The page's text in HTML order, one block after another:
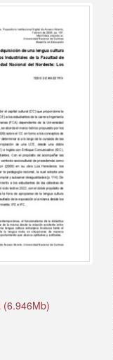
(6.946Mb)